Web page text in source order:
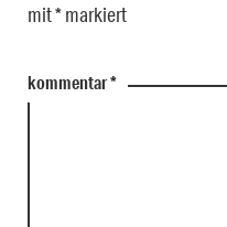
mit*markiert
kommentar*